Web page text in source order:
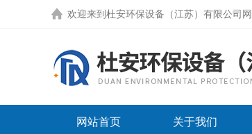
欢迎来到 杜安环保设备（江苏）有限公司
网站首页 关于我们